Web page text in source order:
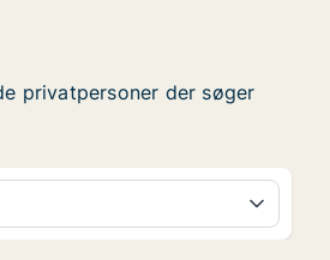
privatpersoner der søger